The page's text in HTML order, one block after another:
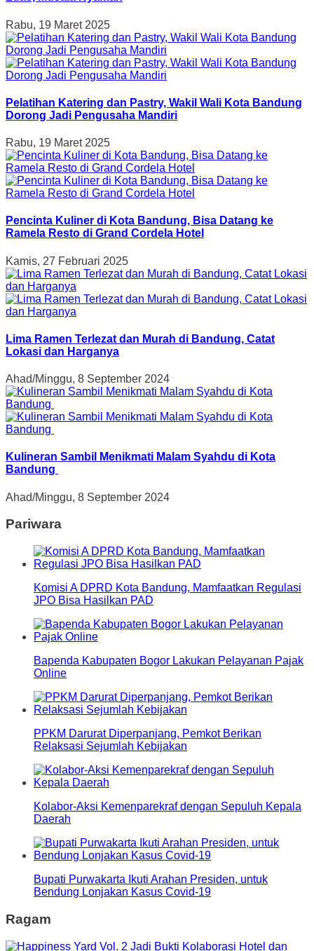
Rabu, 19 Maret 2025
Pelatihan Katering dan Pastry, Wakil Wali Kota Bandung
Dorong Jadi Pengusaha Mandiri
Rabu, 19 Maret 2025
Pencinta Kuliner di Kota Bandung, Bisa Datang ke
Ramela Resto di Grand Cordela Hotel
Kamis, 27 Februari 2025
Lima Ramen Terlezat dan Murah di Bandung, Catat
Lokasi dan Harganya
Ahad/Minggu, 8 September 2024
Kulineran Sambil Menikmati Malam Syahdu di Kota
Bandung
Ahad/Minggu, 8 September 2024
Pariwara
Komisi A DPRD Kota Bandung, Mamfaatkan Regulasi
JPO Bisa Hasilkan PAD
Bapenda Kabupaten Bogor Lakukan Pelayanan Pajak
Online
PPKM Darurat Diperpanjang, Pemkot Berikan
Relaksasi Sejumlah Kebijakan
Kolabor-Aksi Kemenparekraf dengan Sepuluh Kepala
Daerah
Bupati Purwakarta Ikuti Arahan Presiden, untuk
Bendung Lonjakan Kasus Covid-19
Ragam